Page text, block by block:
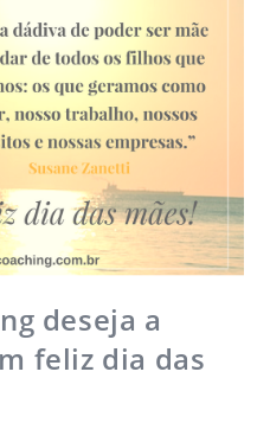
deseja a
feliz dia das